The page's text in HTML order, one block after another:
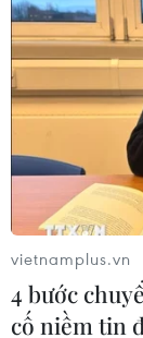
vietnamplus.vn
4 bước
cố niềm tin